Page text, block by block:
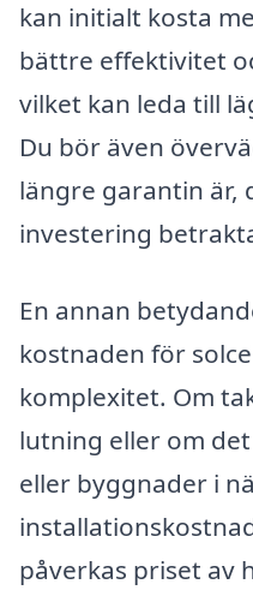
kan initialt kosta
bättre effektivitet
vilket kan leda till
Du bör även
längre garantin är,
investering
En annan
kostnaden för
komplexitet. Om
lutning eller om
eller byggnader i
påverkas priset av